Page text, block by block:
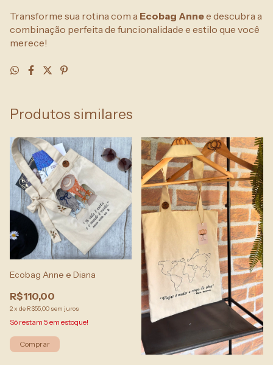
Transforme sua rotina com a Ecobag Annee descubra a
combinação perfeita de funcionalidade e estilo que você
merece!
Produtos similares
Ecobag Anne e Diana
R$110,00
2x de R$55,00 sem juros
Só restam 5 em estoque!